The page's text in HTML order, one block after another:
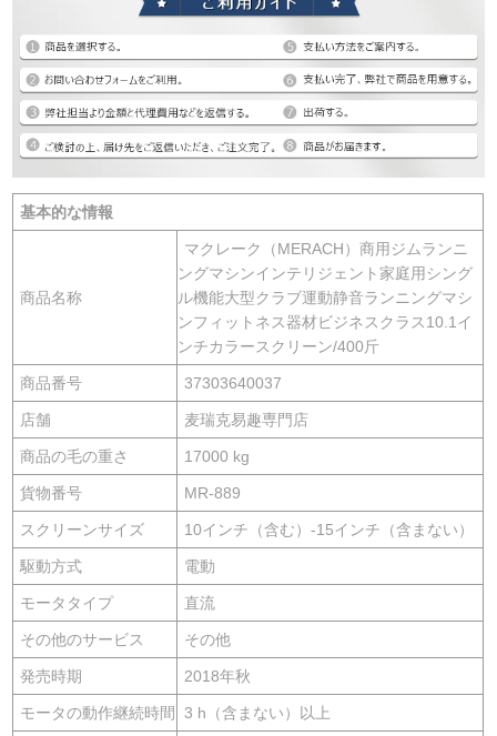
基本的な情報
商品名称
マクレーク（MERACH）商用ジムランニ
ングマシンインテリジェント家庭用シング
ル機能大型クラブ運動静音ランニングマシ
ンフィットネス器材ビジネスクラス10.1イ
ンチカラースクリーン/400斤
商品番号 37303640037
店舗 麦瑞克易趣専門店
商品の毛の重さ 17000 kg
貨物番号 MR-889
スクリーンサイズ 10インチ（含む）-15インチ（含まない）
駆動方式 電動
モータタイプ 直流
その他のサービス その他
発売時期 2018年秋
モータの動作継続時間 3 h（含まない）以上